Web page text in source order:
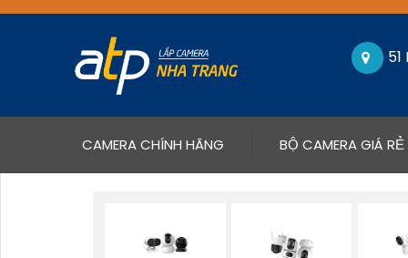
CAMERA CHÍNH HÃNG(CURRENT)BỘ CAMERA GIÁ RẺ